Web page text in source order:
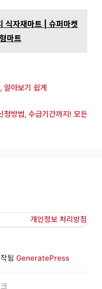
식자재마트 | 슈퍼마켓
마트
알아보기 쉽게
방법, 수급기간까지! 모든
개인정보 처리방침
됨 GeneratePress